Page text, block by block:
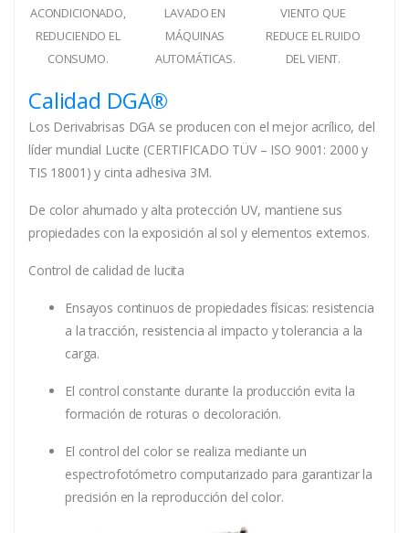
ACONDICIONADO,
REDUCIENDO EL
CONSUMO.
LAVADO EN
MÁQUINAS
AUTOMÁTICAS.
VIENTO QUE
REDUCE EL RUIDO
DEL VIENT.
Calidad DGA®
Los Derivabrisas DGA se producen con el mejor acrílico, del
líder mundial Lucite (CERTIFICADO TÜV – ISO 9001: 2000 y
TIS 18001) y cinta adhesiva 3M.
De color ahumado y alta protección UV, mantiene sus
propiedades con la exposición al sol y elementos externos.
Control de calidad de lucita
Ensayos continuos de propiedades físicas: resistencia
a la tracción, resistencia al impacto y tolerancia a la
carga.
El control constante durante la producción evita la
formación de roturas o decoloración.
El control del color se realiza mediante un
espectrofotómetro computarizado para garantizar la
precisión en la reproducción del color.